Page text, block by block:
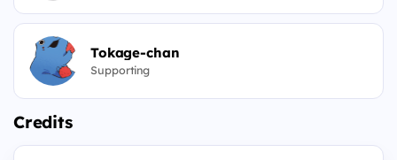
Tokage-chan
Supporting
Credits